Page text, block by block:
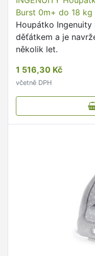
Burst 0m+ do 18 kg
Houpátko Ingenuity
děťátkem a je
několik let.
1 516,30 Kč
včetně DPH